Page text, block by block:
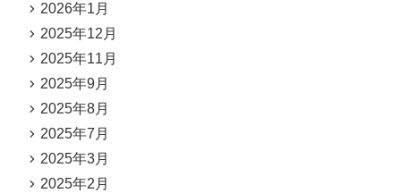
2026年1月
2025年12月
2025年11月
2025年9月
2025年8月
2025年7月
2025年3月
2025年2月